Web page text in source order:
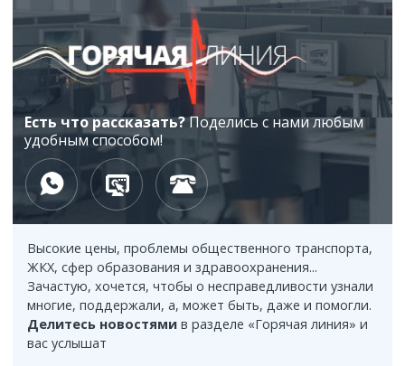
12:01
Казахстанцы могут подать заявки на
почетное звание в сфере благотворительности
11:34
Новые региональные авиарейсы с Китаем
откроют в Казахстане
11:02
QR-код для каждой пчелиной семьи: в
Казахстане создали цифровую платформу Apislab
10:35
Сколько стоит обучение в популярных вузах
Казахстана в 2026 году
10:01
Казахстанский альпинист поднял Конституцию
и домбру на Памир
9:04
Услуги парикмахера: где самая дорогая
стрижка в Казахстане
Есть что рассказать?Поделись с нами любым
удобным способом!
Высокие цены, проблемы общественного транспорта,
ЖКХ, сфер образования и здравоохранения...
Зачастую, хочется, чтобы о несправедливости узнали
многие, поддержали, а, может быть, даже и помогли.
Делитесь новостями в разделе «Горячая линия» и
вас услышат